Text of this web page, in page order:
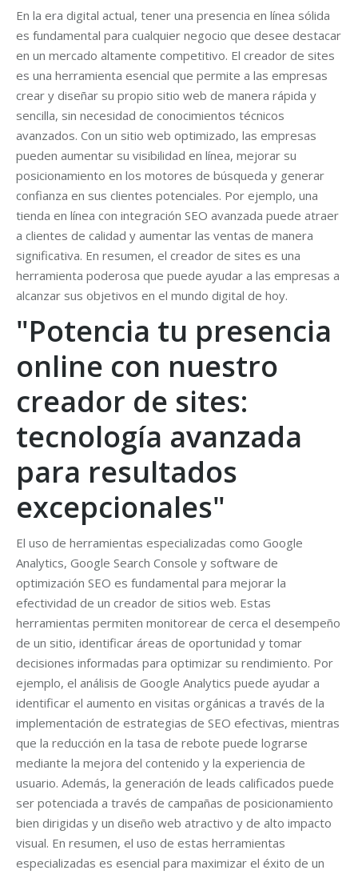
En la era digital actual, tener una presencia en línea sólida
es fundamental para cualquier negocio que desee destacar
en un mercado altamente competitivo. El creador de sites
es una herramienta esencial que permite a las empresas
crear y diseñar su propio sitio web de manera rápida y
sencilla, sin necesidad de conocimientos técnicos
avanzados. Con un sitio web optimizado, las empresas
pueden aumentar su visibilidad en línea, mejorar su
posicionamiento en los motores de búsqueda y generar
confianza en sus clientes potenciales. Por ejemplo, una
tienda en línea con integración SEO avanzada puede atraer
a clientes de calidad y aumentar las ventas de manera
significativa. En resumen, el creador de sites es una
herramienta poderosa que puede ayudar a las empresas a
alcanzar sus objetivos en el mundo digital de hoy.
"Potencia tu presencia
online con nuestro
creador de sites:
tecnología avanzada
para resultados
excepcionales"
El uso de herramientas especializadas como Google
Analytics, Google Search Console y software de
optimización SEO es fundamental para mejorar la
efectividad de un creador de sitios web. Estas
herramientas permiten monitorear de cerca el desempeño
de un sitio, identificar áreas de oportunidad y tomar
decisiones informadas para optimizar su rendimiento. Por
ejemplo, el análisis de Google Analytics puede ayudar a
identificar el aumento en visitas orgánicas a través de la
implementación de estrategias de SEO efectivas, mientras
que la reducción en la tasa de rebote puede lograrse
mediante la mejora del contenido y la experiencia de
usuario. Además, la generación de leads calificados puede
ser potenciada a través de campañas de posicionamiento
bien dirigidas y un diseño web atractivo y de alto impacto
visual. En resumen, el uso de estas herramientas
especializadas es esencial para maximizar el éxito de un